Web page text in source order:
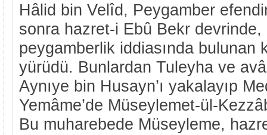
Hâlid bin Velîd, Peygamber
sonra hazret-i Ebû Bekr devrinde,
peygamberlik iddiasında bulunan
yürüdü. Bunlardan Tuleyha ve
Aynıye bin Husayn’ı yakalayıp
Yemâme’de Müseylemet-ül-
Bu muharebede Müseyleme,